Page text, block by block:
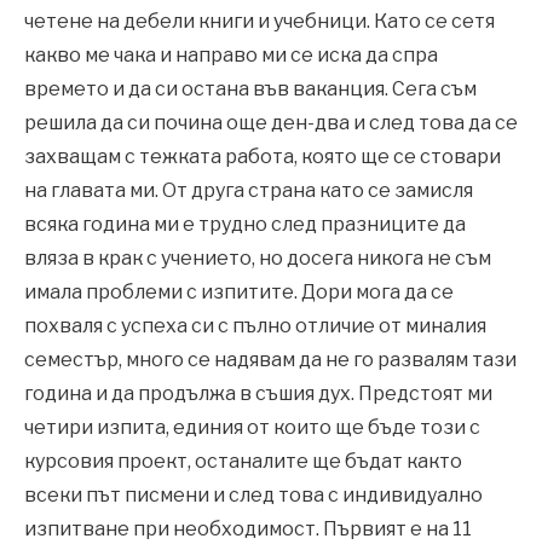
четене на дебели книги и учебници. Като се сетя
какво ме чака и направо ми се иска да спра
времето и да си остана във ваканция. Сега съм
решила да си почина още ден-два и след това да се
захващам с тежката работа, която ще се стовари
на главата ми. От друга страна като се замисля
всяка година ми е трудно след празниците да
вляза в крак с учението, но досега никога не съм
имала проблеми с изпитите. Дори мога да се
похваля с успеха си с пълно отличие от миналия
семестър, много се надявам да не го развалям тази
година и да продължа в съшия дух. Предстоят ми
четири изпита, единия от които ще бъде този с
курсовия проект, останалите ще бъдат както
всеки път писмени и след това с индивидуално
изпитване при необходимост. Първият е на 11